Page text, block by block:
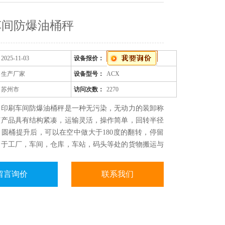
防爆油桶秤
2025-11-03 设备报价：
生产厂家 设备型号： ACX
苏州市 访问次数： 2270
刷车间防爆油桶秤是一种无污染，无动力的装卸称
品具有结构紧凑，运输灵活，操作简单，回转半径
桶提升后，可以在空中做大于180度的翻转，停留
工厂，车间，仓库，车站，码头等处的货物搬运与
）更为适用。
言询价 联系我们